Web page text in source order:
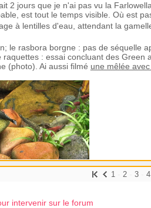
2 jours que je n'ai pas vu la
est tout le temps visible. Où est
à lentilles d'eau, attendant la
le rasbora borgne : pas de séquelle
raquettes : essai concluant des Green
(photo). Ai aussi filmé une mêlée
1 2- 3- 4
intervenir sur le forum